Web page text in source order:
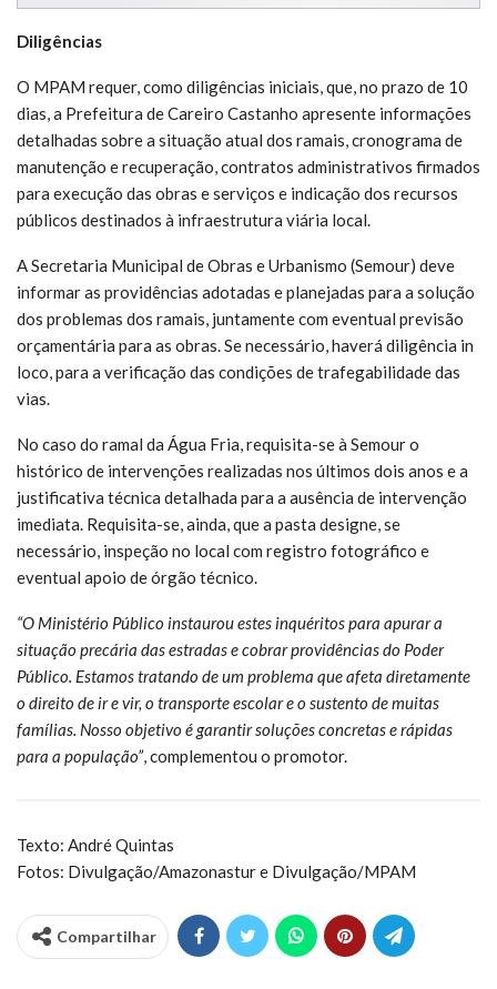
Diligências
O MPAM requer, como diligências iniciais, que, no prazo de 10
dias, a Prefeitura de Careiro Castanho apresente informações
detalhadas sobre a situação atual dos ramais, cronograma de
manutenção e recuperação, contratos administrativos firmados
para execução das obras e serviços e indicação dos recursos
públicos destinados à infraestrutura viária local.
A Secretaria Municipal de Obras e Urbanismo (Semour) deve
informar as providências adotadas e planejadas para a solução
dos problemas dos ramais, juntamente com eventual previsão
orçamentária para as obras. Se necessário, haverá diligência in
loco, para a verificação das condições de trafegabilidade das
vias.
No caso do ramal da Água Fria, requisita-se à Semour o
histórico de intervenções realizadas nos últimos dois anos e a
justificativa técnica detalhada para a ausência de intervenção
imediata. Requisita-se, ainda, que a pasta designe, se
necessário, inspeção no local com registro fotográfico e
eventual apoio de órgão técnico.
“O Ministério Público instaurou estes inquéritos para apurar a
situação precária das estradas e cobrar providências do Poder
Público. Estamos tratando de um problema que afeta diretamente
o direito de ir e vir, o transporte escolar e o sustento de muitas
famílias. Nosso objetivo é garantir soluções concretas e rápidas
para a população”, complementou o promotor.
Texto: André Quintas
Fotos: Divulgação/Amazonastur e Divulgação/MPAM
Compartilhar